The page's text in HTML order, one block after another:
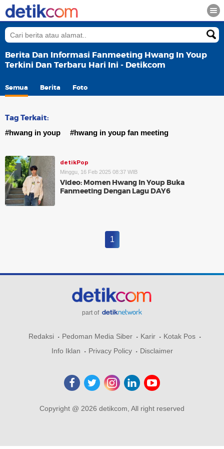
Berita Dan Informasi Fanmeeting Hwang In Youp
Terkini Dan Terbaru Hari Ini - Detikcom
Semua Berita Foto
Tag Terkait:
#hwang in youp #hwang in youp fan meeting
detikPop
Minggu, 16 Feb 2025 08:37 WIB
Video: Momen Hwang In Youp Buka
Fanmeeting Dengan Lagu DAY6
1
part of
Redaksi Pedoman Media Siber Karir
Kotak Pos
Info Iklan
Privacy Policy Disclaimer
Copyright @ 2026 detikcom, All right reserved